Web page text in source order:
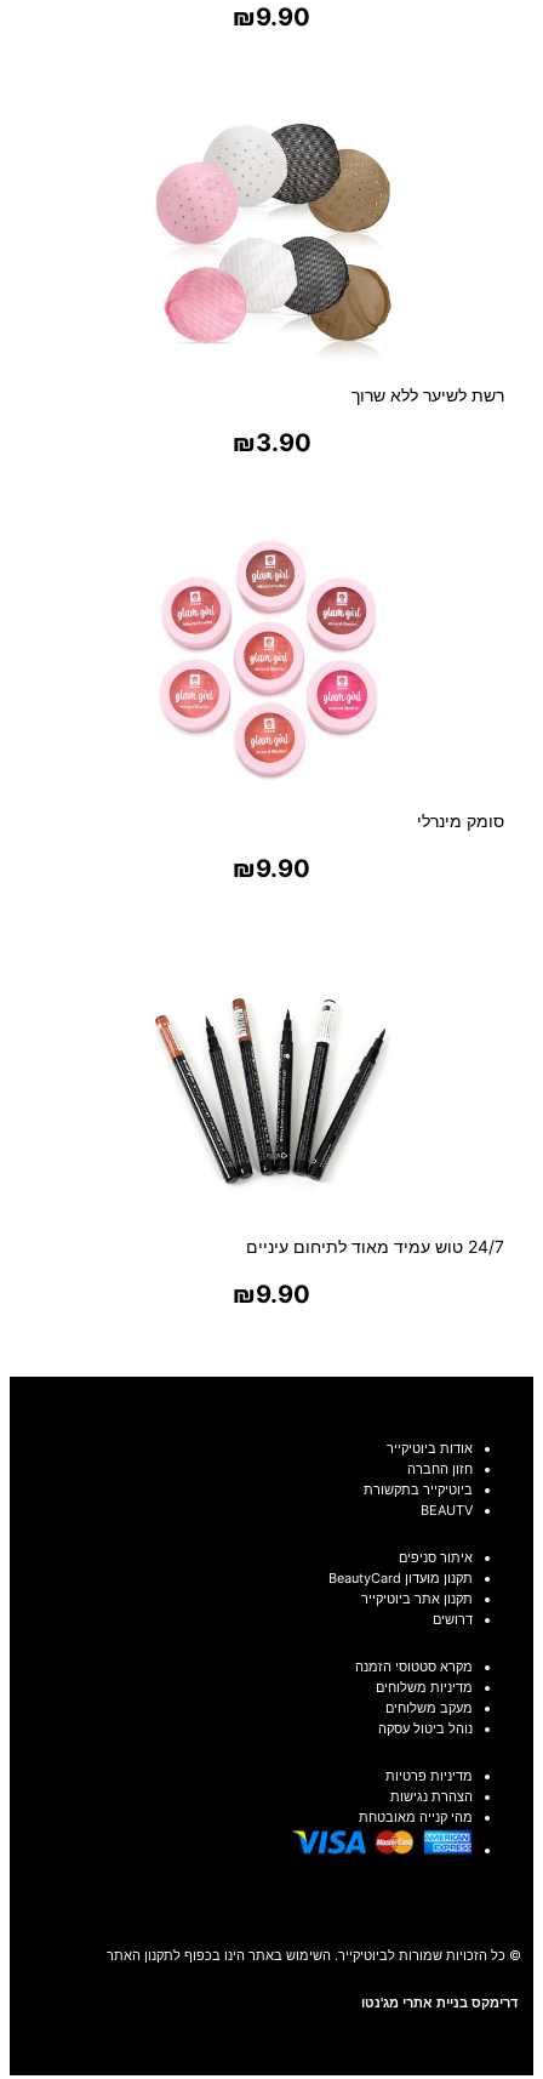
₪9.90
רשת לשיער ללא שרוך
₪3.90
סומק מינרלי
₪9.90
24/7 טוש עמיד מאוד לתיחום עיניים
₪9.90
אודות ביוטיקייר
חזון החברה
ביוטיקייר בתקשורת
BEAUTV
איתור סניפים
תקנון מועדון BeautyCard
תקנון אתר ביוטיקייר
דרושים
מקרא סטטוסי הזמנה
מדיניות משלוחים
מעקב משלוחים
נוהל ביטול עסקה
מדיניות פרטיות
הצהרת נגישות
מהי קנייה מאובטחת
© כל הזכויות שמורות לביוטיקייר. השימוש באתר הינו בכפוף לתקנון האתר
דרימקס בניית אתרי מג'נטו